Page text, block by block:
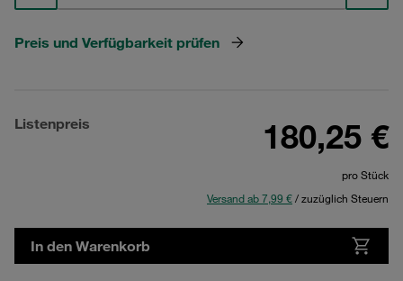
Preis und Verfügbarkeit prüfen
Listenpreis 180,25 €
pro Stück
Versand ab 7,99 €/ zuzüglich Steuern
In den Warenkorb